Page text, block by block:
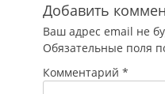
Добавить
Ваш адрес email не
Обязательные поля
Комментарий *